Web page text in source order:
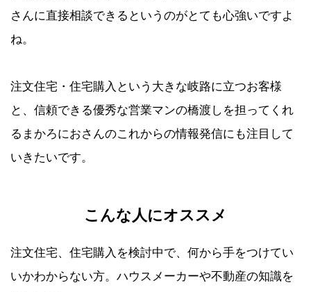
さんに直接相談できるというのがとても心強いですよ
ね。
注文住宅・住宅購入という大きな岐路に立つお客様
と、信頼できる優秀な営業マンの橋渡しを担ってくれ
るまかろにおさんのこれからの情報発信にも注目して
いきたいです。
こんな人にオススメ
注文住宅、住宅購入を検討中で、何から手をつけてい
いかわからない方。ハウスメーカーや不動産の知識を